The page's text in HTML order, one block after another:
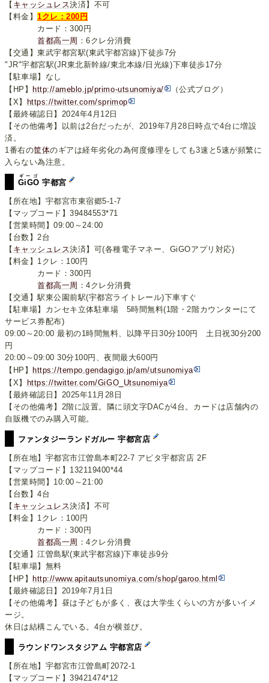
【 キャッシュレス決済】不可
【料金】1クレ：200円
カード：300円
首都高一周 ：6クレ分消費
【交通】東武宇都宮駅(東武宇都宮線)下徒歩7分
"JR"宇都宮駅(JR東北新幹線/東北本線/日光線)下車徒歩17分
【駐車場】なし
【HP】http://ameblo.jp/primo-utsunomiya/
（公式ブログ）
【X】 https://twitter.com/sprimop
【最終確認日】2024年4月12日
【その他備考】以前は2台だったが、2019年7月28日時点で4台に増設
済。
1番右の筐体のギアは経年劣化の為何度修理をしても3速と5速が頻繁に
入らない為注意。
GiGO
ギーゴ
宇都宮
【所在地】宇都宮市東宿郷5-1-7
【マップコード】39484553*71
【営業時間】09:00～24:00
【台数】2台
【 キャッシュレス決済】可(各種電子マネー、GiGOアプリ対応)
【料金】1クレ：100円
カード：300円
首都高一周 ：4クレ分消費
【交通】駅東公園前駅(宇都宮ライトレール)下車すぐ
【駐車場】カンセキ立体駐車場 5時間無料(1階・2階カウンターにて
サービス券配布)
09:00～20:00 最初の1時間無料、以降平日30分100円 土日祝30分200
円
20:00～09:00 30分100円、夜間最大600円
【HP】https://tempo.gendagigo.jp/am/utsunomiya
【X】 https://twitter.com/GiGO_Utsunomiya
【最終確認日】2025年11月28日
【その他備考】2階に設置。隣に頭文字DACが4台。カードは店舗内の
自販機でのみ購入可能。
ファンタジーランドガルー 宇都宮店
【所在地】宇都宮市江曽島本町22-7 アピタ宇都宮店 2F
【マップコード】132119400*44
【営業時間】10:00～21:00
【台数】4台
【 キャッシュレス決済】不可
【料金】1クレ：100円
カード：300円
首都高一周 ：4クレ分消費
【交通】江曽島駅(東武宇都宮線)下車徒歩9分
【駐車場】無料
【HP】http://www.apitautsunomiya.com/shop/garoo.html
【最終確認日】2019年7月1日
【その他備考】昼は子どもが多く、夜は大学生くらいの方が多いイメ
ージ。
休日は結構こんでいる。4台が横並び。
ラウンドワンスタジアム 宇都宮店
【所在地】宇都宮市江曽島町2072-1
【マップコード】39421474*12